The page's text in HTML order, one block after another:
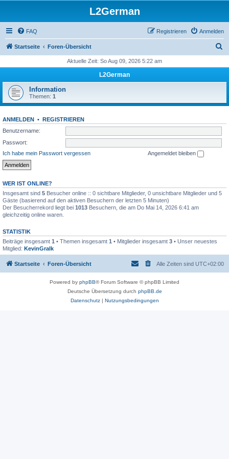
L2German
FAQ Anmelden
Registrieren
Startseite Foren-Übersicht
h
Aktuelle Zeit: So Aug 09, 2026 5:22 am
L2German
Information
Themen: 1
ANMELDEN • REGISTRIEREN
Benutzername:
Passwort:
Ich habe mein Passwort vergessen
Angemeldet bleiben
WER IST ONLINE?
Insgesamt sind 5 Besucher online :: 0 sichtbare Mitglieder, 0 unsichtbare Mitglieder und 5
Gäste (basierend auf den aktiven Besuchern der letzten 5 Minuten)
Der Besucherrekord liegt bei 1013 Besuchern, die am Do Mai 14, 2026 6:41 am
gleichzeitig online waren.
STATISTIK
Beiträge insgesamt 1 • Themen insgesamt 1 • Mitglieder insgesamt 3 • Unser neuestes
Mitglied: KevinGralk
Startseite Foren-Übersicht Alle Zeiten sind UTC+02:00
Powered by phpBB® Forum Software © phpBB Limited
Deutsche Übersetzung durch phpBB.de
Datenschutz| Nutzungsbedingungen